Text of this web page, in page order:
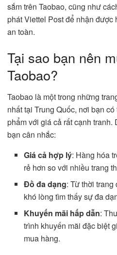
sắm trên Taobao, cũng như
phát Viettel Post để nhận
an toàn.
Tại sao bạn nên
Taobao?
Taobao là một trong những
nhất tại Trung Quốc, nơi bạn
phẩm với giá cả rất cạnh
bạn cân nhắc:
Giá cả hợp lý: Hàng hóa
rẻ hơn so với nhiều trang
Đồ đa dạng: Từ thời
khó lòng tìm thấy sự đa
Khuyến mãi hấp dẫn:
trình khuyến mãi đặc biệt
mua hàng.